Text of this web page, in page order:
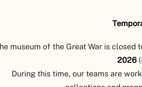
museum of the Great War is closed
2026
During this time, our teams are
à explorer